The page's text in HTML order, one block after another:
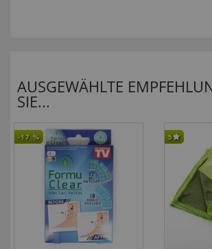
AUSGEWÄHLTE
SIE...
-17 % 5